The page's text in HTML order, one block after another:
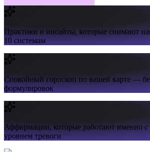
Практики и инсайты,которые снимают
10 системам
Спокойный гороскоппо вашей карте —
формулировок
Аффирмации,которые работают именно
уровнем тревоги